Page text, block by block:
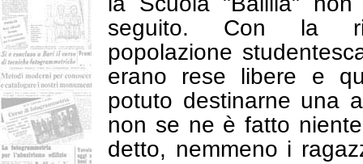
seguito. Con la
popolazione
erano rese libere e
potuto destinarne una
non se ne è fatto
detto, nemmeno i